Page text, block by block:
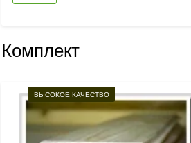
Комплект
ВЫСОКОЕ КАЧЕСТВО